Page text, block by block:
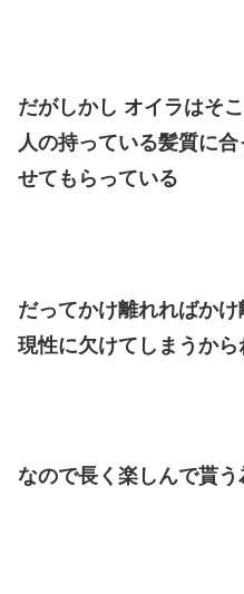
だがしかし オイラはそ
人の持っている髪質に
せてもらっている
だってかけ離れればか
現性に欠けてしまうから
なので長く楽しんで貰